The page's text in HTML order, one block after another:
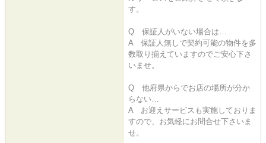
す。
Q 保証人がいない場合は…
A 保証人無しで契約可能の物件を多
数取り揃えていますのでご安心下さ
いませ。
Q 他府県からでお店の場所が分か
らない…
A お迎えサービスも実施しておりま
すので、お気軽にお問合せ下さいま
せ。